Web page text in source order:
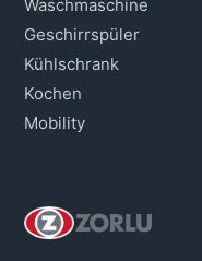
Waschmaschine
Geschirrspüler
Kühlschrank
Kochen
Mobility